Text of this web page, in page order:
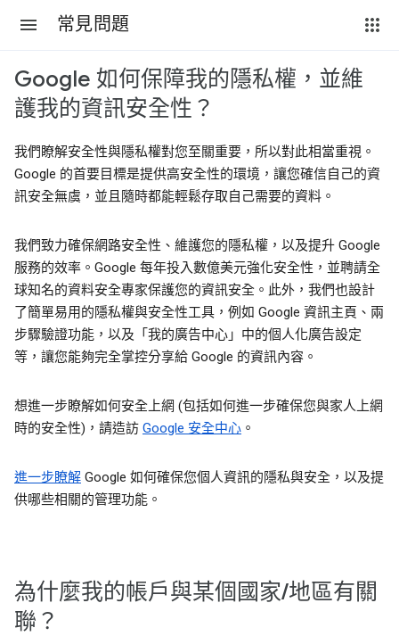
常見問題
Google 如何保障我的隱私權，並維
護我的資訊安全性？
我們瞭解安全性與隱私權對您至關重要，所以對此相當重視。
Google 的首要目標是提供高安全性的環境，讓您確信自己的資
訊安全無虞，並且隨時都能輕鬆存取自己需要的資料。
我們致力確保網路安全性、維護您的隱私權，以及提升 Google
服務的效率。Google 每年投入數億美元強化安全性，並聘請全
球知名的資料安全專家保護您的資訊安全。此外，我們也設計
了簡單易用的隱私權與安全性工具，例如 Google 資訊主頁、兩
步驟驗證功能，以及「我的廣告中心」中的個人化廣告設定
等，讓您能夠完全掌控分享給 Google 的資訊內容。
想進一步瞭解如何安全上網 (包括如何進一步確保您與家人上網
時的安全性)，請造訪 Google 安全中心 。
進一步瞭解 Google 如何確保您個人資訊的隱私與安全，以及提
供哪些相關的管理功能。
為什麼我的帳戶與某個國家/地區有關
聯？